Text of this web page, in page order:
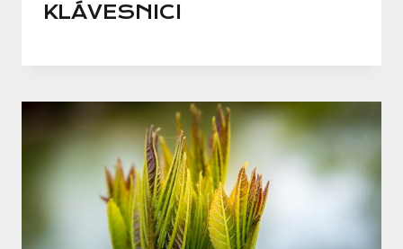
KLÁVESNICI